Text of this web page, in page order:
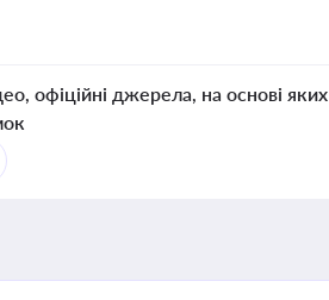
офіційні джерела, на основі яких